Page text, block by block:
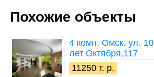
Похожие объекты
4 комн. Омск. ул. 10
лет Октября,117
11250 т. р.